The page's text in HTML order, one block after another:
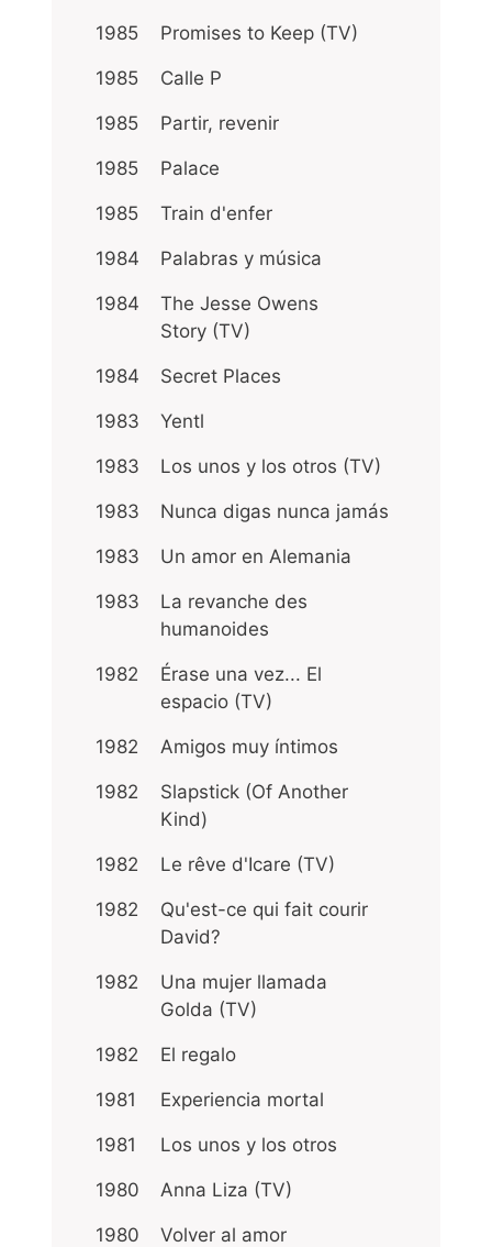
1985 Promises to Keep (TV)
1985 Calle P
1985 Partir, revenir
1985 Palace
1985 Train d'enfer
1984 Palabras y música
1984
The Jesse Owens
Story (TV)
1984 Secret Places
1983 Yentl
1983 Los unos y los otros (TV)
1983 Nunca digas nunca jamás
1983 Un amor en Alemania
1983
La revanche des
humanoides
1982
Érase una vez... El
espacio (TV)
1982 Amigos muy íntimos
1982
Slapstick (Of Another
Kind)
1982 Le rêve d'Icare (TV)
1982
Qu'est-ce qui fait courir
David?
1982
Una mujer llamada
Golda (TV)
1982 El regalo
1981 Experiencia mortal
1981 Los unos y los otros
1980 Anna Liza (TV)
1980 Volver al amor